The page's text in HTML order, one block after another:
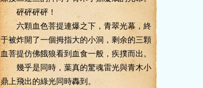
砰砰砰砰！
六顆血色菩提連爆之下，青翠光幕，終
于被炸開了一個拇指大的小洞，剩余的三顆
血菩提仿佛餓狼看到血食一般，疾撲而出。
幾乎是同時，葉真的驚魂雷光與青木小
鼎上飛出的綠光同時轟到。